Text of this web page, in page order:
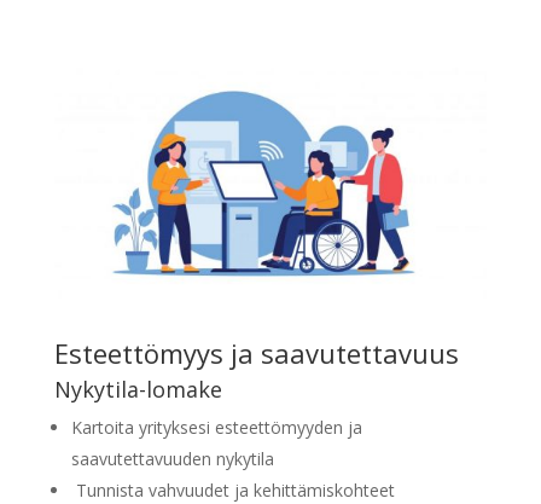
Esteettömyys ja saavutettavuus
Nykytila-lomake
Kartoita yrityksesi esteettömyyden ja
saavutettavuuden nykytila
Tunnista vahvuudet ja kehittämiskohteet